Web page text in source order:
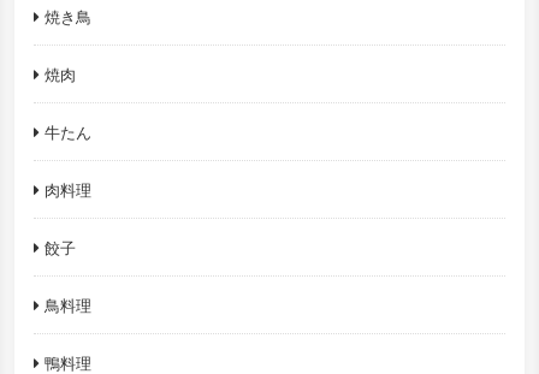
焼き鳥
焼肉
牛たん
肉料理
餃子
鳥料理
鴨料理